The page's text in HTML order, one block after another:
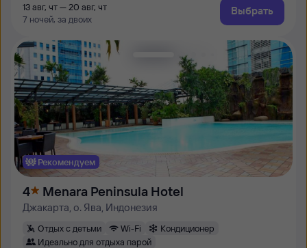
13 авг, чт — 20 авг, чт
7 ночей, за двоих
Выбрать
Рекомендуем
4 Menara Peninsula Hotel
Джакарта, о. Ява, Индонезия
Отдых с детьми Wi-Fi
Кондиционер
Идеально для отдыха парой